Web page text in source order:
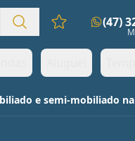
Favoritos (0
(47)